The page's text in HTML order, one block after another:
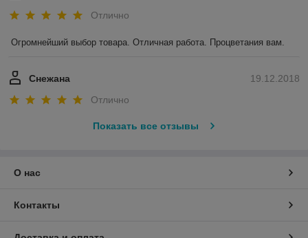
Отлично
Огромнейший выбор товара. Отличная работа. Процветания вам.
19.12.2018
Снежана
Отлично
Показать все отзывы
О нас
Контакты